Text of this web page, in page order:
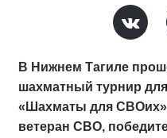
В Нижнем Тагиле
шахматный турнир
«Шахматы для
ветеран СВО,